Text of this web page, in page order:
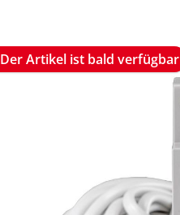
Der Artikel ist bald verfügbar